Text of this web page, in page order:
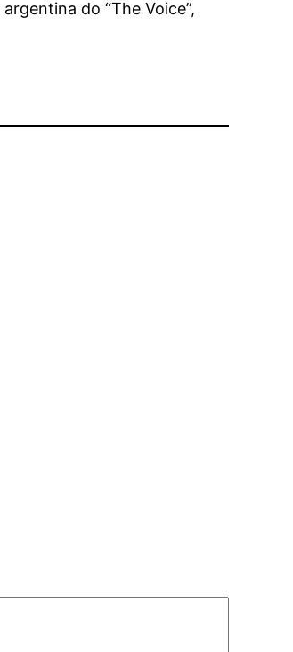
do “The Voice”,